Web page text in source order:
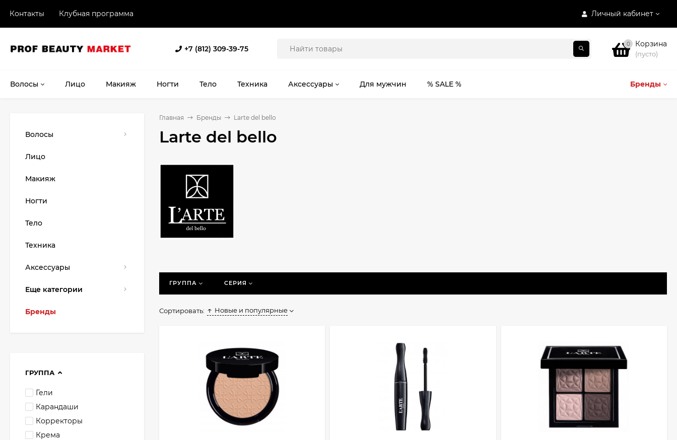
Личный кабинет
Контакты Клубная программа
+7 (812) 309-39-75
0 Корзина
(пусто)
Бренды
Волосы Лицо Макияж Ногти Тело Техника Аксессуары Для мужчин % SALE %
Главная Бренды Larte del bello
Larte del bello
ГРУППА СЕРИЯ
Сортировать: Новые и популярные
Волосы
Лицо
Макияж
Ногти
Тело
Техника
Аксессуары
Еще категории
Бренды
ГРУППА
Гели
Карандаши
Корректоры
Крема